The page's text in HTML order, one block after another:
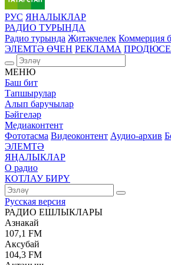
РУС ЯҢАЛЫКЛАР
РАДИО ТУРЫНДА
Радио турында Җитәкчелек Коммерция
ЭЛЕМТӘ ӨЧЕН РЕКЛАМА
МЕНЮ
Баш бит
Тапшырулар
Алып баручылар
Бәйгеләр
Медиаконтент
Фототасма Видеоконтент Аудио-архив
ЭЛЕМТӘ
ЯҢАЛЫКЛАР
О радио
КОТЛАУ БИРҮ
Русская версия
РАДИО ЕШЛЫКЛАРЫ
Азнакай
107,1 FM
Аксубай
104,3 FM